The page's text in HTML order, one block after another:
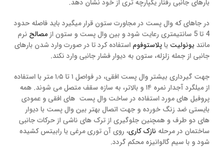
بارهای جانبی رفتار یکپارچه تری از خود نشان دهد.
در جاهای که وال پست در مجاورت ستون قرار میگیرد باید فاصله حدود
4 تا 5 سانتیمتری رعایت شود و بین وال پست و ستون از
مصالح نرم
مانند یونولیت یاپلاستوفوم استفاده کرد تا در صورت وارد شدن بارهای
جانبی از جمله زلزله، ستون به دیوار فشار جانبی وارد نکند.
جهت گیرداری بیشتر وال پست افقی، در فواصل ۱ تا ۱٫۵ متر با استفاده
از میلگرد آجدار نمره ۱۴ و بالاتر، به سازه سقف متصل می­ شوند. همه
پروفیل های مورد استفاده در ساخت وال پست های افقی و عمودی
بایستی ضد زنگ خورده و جهت اتصال بهتر بین وال پست با دیوار
های دو طرف و همچنین جلوگیری از ترک های ناشی از حرکات جانبی
ساختمان در مرحله نازک کاری، روی آن توری مرغی یا رابیتس کشیده
شود و با سیم گالوانیزه محکم گردد.